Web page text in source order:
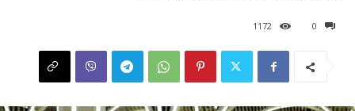
0
1172